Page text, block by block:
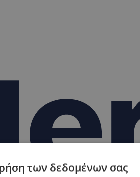
των δεδομένων σας